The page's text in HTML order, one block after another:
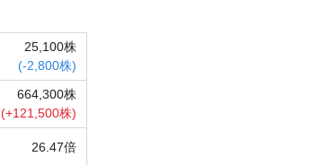
25,100株
(-2,800株)
664,300株
(+121,500株)
26.47倍